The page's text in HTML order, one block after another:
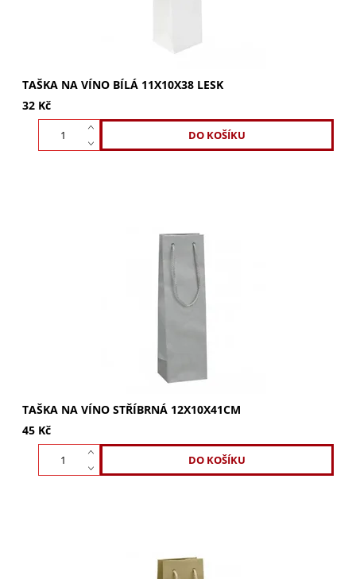
TAŠKA NA VÍNO BÍLÁ 11X10X38 LESK
32 Kč
Luxusní stříbrná taška na víno 12x10x41cm s lesklou
laminací. Perfektní pro lahve vína, sekty i šampaňské.
Elegantní a pevná. Kupte nyní!
TAŠKA NA VÍNO STŘÍBRNÁ 12X10X41CM
45 Kč
Zlatá taška na víno 12x10x41cm. Luxusní a pevná taška s